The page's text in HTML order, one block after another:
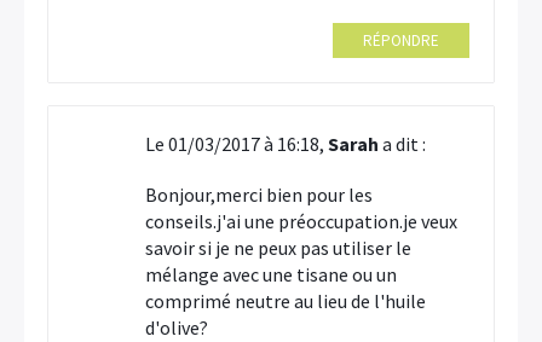
RÉPONDRE
Le 01/03/2017 à 16:18, Sarah a dit :
Bonjour,merci bien pour les
conseils.j'ai une préoccupation.je veux
savoir si je ne peux pas utiliser le
mélange avec une tisane ou un
comprimé neutre au lieu de l'huile
d'olive?